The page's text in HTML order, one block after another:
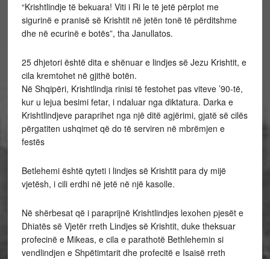
“Krishtlindje të bekuara! Viti i Ri le të jetë përplot me
sigurinë e pranisë së Krishtit në jetën tonë të përditshme
dhe në ecurinë e botës”, tha Janullatos.
25 dhjetori është dita e shënuar e lindjes së Jezu Krishtit, e
cila kremtohet në gjithë botën.
Në Shqipëri, Krishtlindja rinisi të festohet pas viteve ’90-të,
kur u lejua besimi fetar, i ndaluar nga diktatura. Darka e
Krishtlindjeve paraprihet nga një ditë agjërimi, gjatë së cilës
përgatiten ushqimet që do të serviren në mbrëmjen e
festës
Betlehemi është qyteti i lindjes së Krishtit para dy mijë
vjetësh, i cili erdhi në jetë në një kasolle.
Në shërbesat që i paraprijnë Krishtlindjes lexohen pjesët e
Dhiatës së Vjetër rreth Lindjes së Krishtit, duke theksuar
profecinë e Mikeas, e cila e parathotë Bethlehemin si
vendlindjen e Shpëtimtarit dhe profecitë e Isaisë rreth